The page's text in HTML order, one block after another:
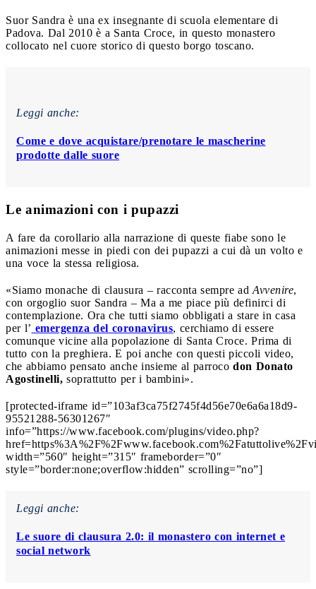
Suor Sandra è una ex insegnante di scuola elementare di
Padova. Dal 2010 è a Santa Croce, in questo monastero
collocato nel cuore storico di questo borgo toscano.
Leggi anche:
Come e dove acquistare/prenotare le mascherine
prodotte dalle suore
Le animazioni con i pupazzi
A fare da corollario alla narrazione di queste fiabe sono le
animazioni messe in piedi con dei pupazzi a cui dà un volto e
una voce la stessa religiosa.
«Siamo monache di clausura – racconta sempre ad Avvenire,
con orgoglio suor Sandra – Ma a me piace più definirci di
contemplazione. Ora che tutti siamo obbligati a stare in casa
per l’ emergenza del coronavirus, cerchiamo di essere
comunque vicine alla popolazione di Santa Croce. Prima di
tutto con la preghiera. E poi anche con questi piccoli video,
che abbiamo pensato anche insieme al parroco don Donato
Agostinelli, soprattutto per i bambini».
[protected-iframe id=”103af3ca75f2745f4d56e70e6a6a18d9-
95521288-56301267″
info=”https://www.facebook.com/plugins/video.php?
width=”560″ height=”315″ frameborder=”0″
style=”border:none;overflow:hidden” scrolling=”no”]
Leggi anche:
Le suore di clausura 2.0: il monastero con internet e
social network